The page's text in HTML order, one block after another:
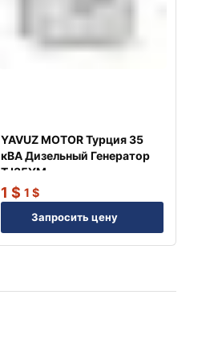
YAVUZ MOTOR Турция 35
кВА Дизельный Генератор
TJ35YM
1 $ 1 $
Запросить цену